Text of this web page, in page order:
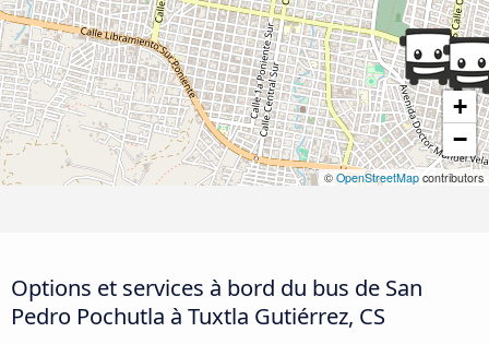
+
−
© OpenStreetMap contributors
Options et services à bord du bus de San
Pedro Pochutla à Tuxtla Gutiérrez, CS